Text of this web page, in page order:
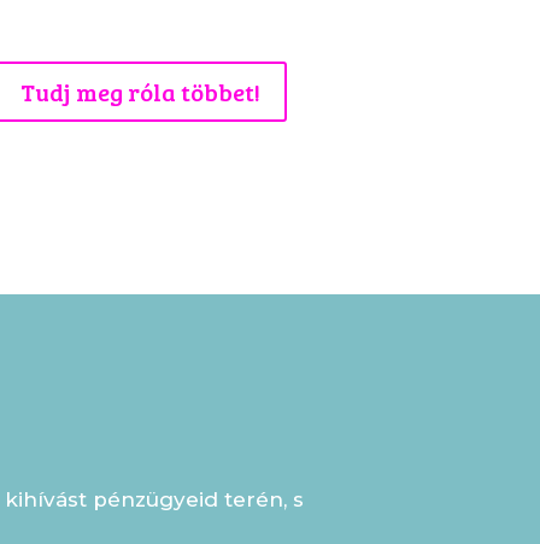
Tudj meg róla többet!
pénzügyeid terén, s